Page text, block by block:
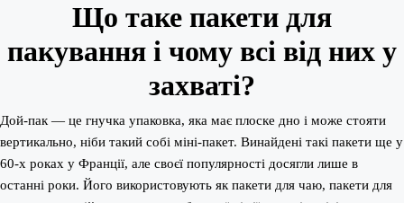
Що таке пакети для
пакування і чому всі від них у
захваті?
Дой-пак — це гнучка упаковка, яка має плоске дно і може стояти
вертикально, ніби такий собі міні-пакет. Винайдені такі пакети ще у
60-х роках у Франції, але своєї популярності досягли лише в
останні роки. Його використовують як пакети для чаю, пакети для